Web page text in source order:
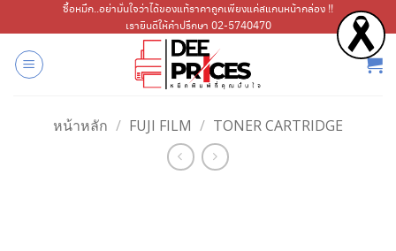
ไป
เนื้อหา
ซื้อหมึก..อย่ามั่นใจว่าได้ของแท้ราคาถูกเพียงแค่สแกนหน้ากล่อง !!
เรายินดีให้คำปรึกษา 02-5740470
หน้าหลัก / FUJI FILM / TONER CARTRIDGE